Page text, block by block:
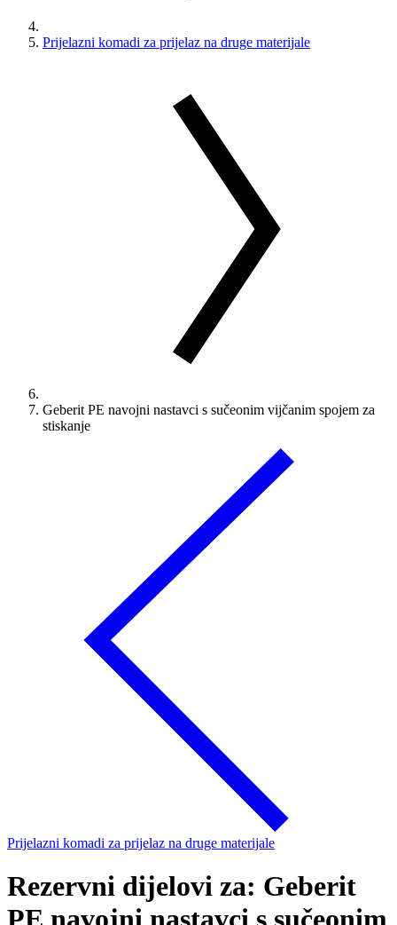
Prijelazni komadi za prijelaz na druge materijale
Geberit PE navojni nastavci s sučeonim vijčanim spojem za
stiskanje
Prijelazni komadi za prijelaz na druge materijale
Rezervni dijelovi za: Geberit